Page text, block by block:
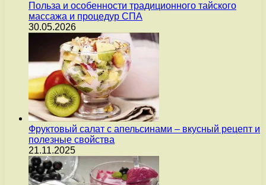
Польза и особенности традиционного тайского
массажа и процедур СПА
30.05.2026
Фруктовый салат с апельсинами – вкусный рецепт и
полезные свойства
21.11.2025